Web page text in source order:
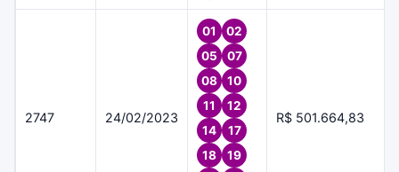
2747 24/02/2023
01
02
05
07
08
10
11
12
14
17
18
19
R$ 501.664,83